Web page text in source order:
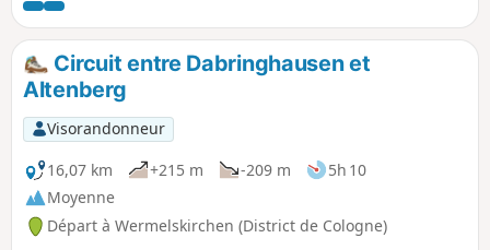
cathédrale d'Altenberg.
Circuit entre Dabringhausen et
Altenberg
Visorandonneur
16,07 km
+215 m -209 m
5h 10
Moyenne
Départ à Wermelskirchen (District de Cologne)